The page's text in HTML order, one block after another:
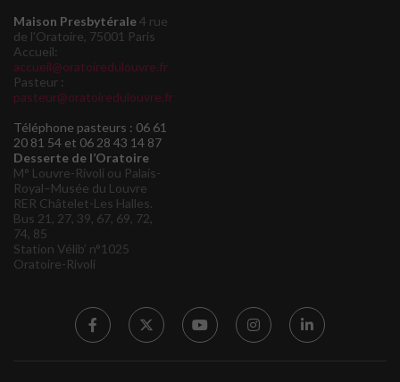
Maison Presbytérale4 rue
de l'Oratoire, 75001 Paris
Accueil:
accueil@oratoiredulouvre.fr
Pasteur :
pasteur@oratoiredulouvre.fr
Téléphone pasteurs : 06 61
20 81 54 et 06 28 43 14 87
Desserte de l’Oratoire
M° Louvre-Rivoli ou Palais-
Royal–Musée du Louvre
RER Châtelet-Les Halles.
Bus 21, 27, 39, 67, 69, 72,
74, 85
Station Vélib’ n°1025
Oratoire-Rivoli